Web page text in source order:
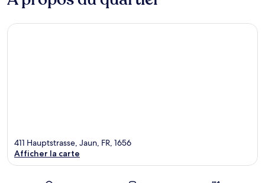
411 Hauptstrasse, Jaun, FR, 1656
Afficher la carte